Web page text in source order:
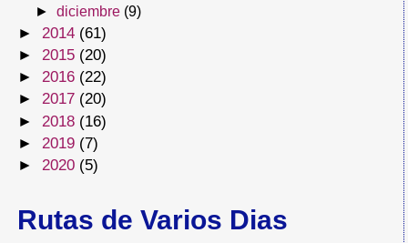
►diciembre (9)
► 2014 (61)
► 2015 (20)
► 2016 (22)
► 2017 (20)
► 2018 (16)
► 2019 (7)
► 2020 (5)
Rutas de Varios Dias